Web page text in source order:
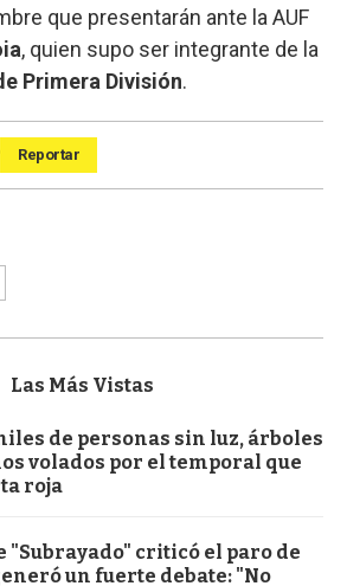
que presentarán ante la AUF
, quien supo ser integrante de la
Primera División.
Reportar
Las Más Vistas
de personas sin luz, árboles
volados por el temporal que
roja
"Subrayado" criticó el paro de
un fuerte debate: "No